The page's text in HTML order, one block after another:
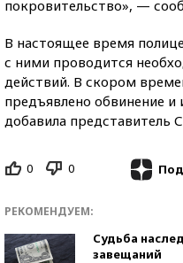
покровительство», —
В настоящее время
с ними проводится
действий. В скором
предъявлено обвинение и
добавила представитель
0 0
РЕКОМЕНДУЕМ:
Судьба
завещаний